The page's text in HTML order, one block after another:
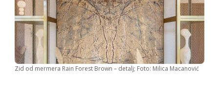
Zid od mermera Rain Forest Brown – detalj; Foto: Milica Macanović